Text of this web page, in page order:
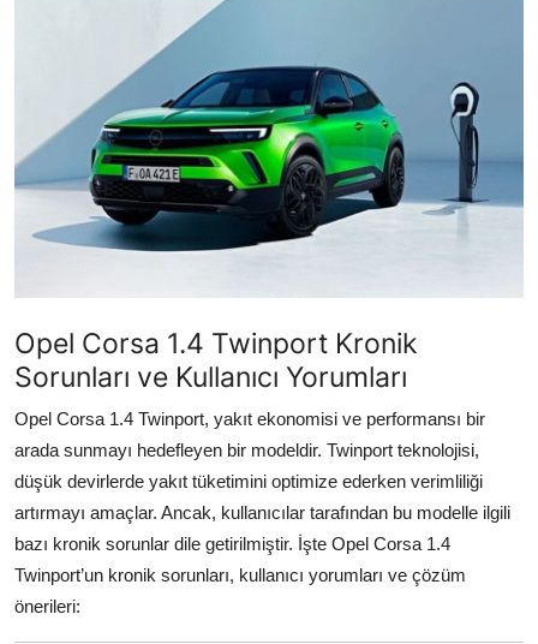
İkinci El & Alım-Satım
Bakım & Arıza Çözümleri
Elektrikli & Hibrit
Kiralama & Filo
Sürüş & Güvenlik
Lastik & Jant
Yağlar & Sıvılar
LPG & Yakıt
Elektrik & Akü
Klima & Konfor
Aydınlatma & Görüş
Opel Corsa 1.4 Twinport Kronik
Sorunları ve Kullanıcı Yorumları
Opel Corsa 1.4 Twinport, yakıt ekonomisi ve performansı bir
arada sunmayı hedefleyen bir modeldir. Twinport teknolojisi,
düşük devirlerde yakıt tüketimini optimize ederken verimliliği
artırmayı amaçlar. Ancak, kullanıcılar tarafından bu modelle ilgili
bazı kronik sorunlar dile getirilmiştir. İşte Opel Corsa 1.4
Twinport’un kronik sorunları, kullanıcı yorumları ve çözüm
önerileri: